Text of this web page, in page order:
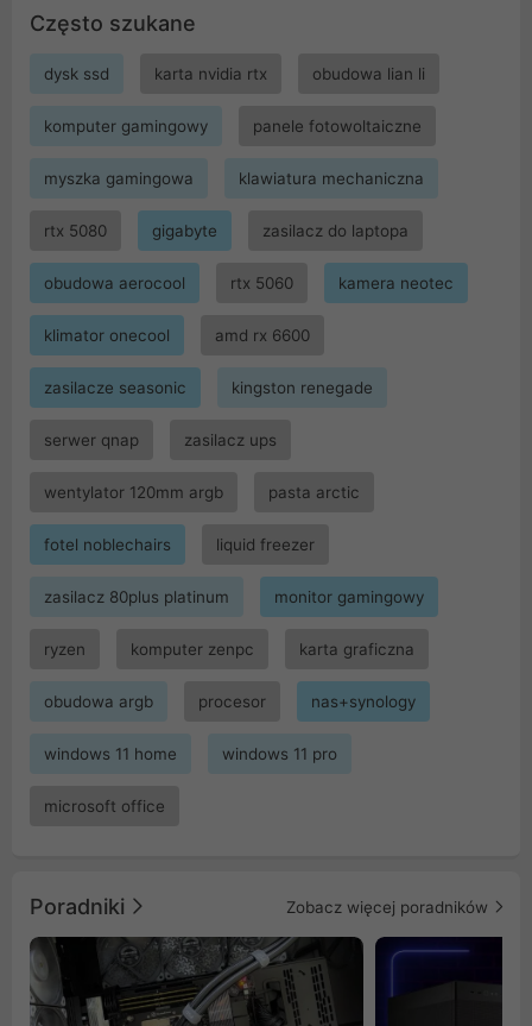
Często szukane
dysk ssd karta nvidia rtx obudowa lian li
komputer gamingowy panele fotowoltaiczne
myszka gamingowa klawiatura mechaniczna
rtx 5080 gigabyte zasilacz do laptopa
obudowa aerocool rtx 5060 kamera neotec
klimator onecool amd rx 6600
zasilacze seasonic kingston renegade
serwer qnap zasilacz ups
wentylator 120mm argb pasta arctic
fotel noblechairs liquid freezer
zasilacz 80plus platinum monitor gamingowy
ryzen komputer zenpc karta graficzna
obudowa argb procesor nas+synology
windows 11 home windows 11 pro
microsoft office
Poradniki Zobacz więcej poradników